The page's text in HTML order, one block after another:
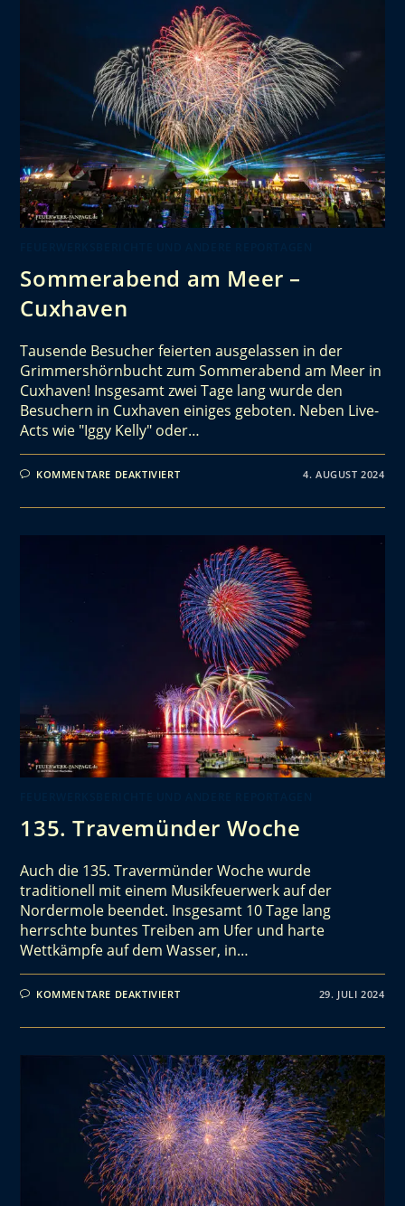
Sommerabend am Meer –
Cuxhaven
Tausende Besucher feierten ausgelassen in der
Grimmershörnbucht zum Sommerabend am Meer in
Cuxhaven! Insgesamt zwei Tage lang wurde den
Besuchern in Cuxhaven einiges geboten. Neben Live-
Acts wie "Iggy Kelly" oder…
KOMMENTARE DEAKTIVIERT 4. AUGUST 2024
135. Travemünder Woche
Auch die 135. Travermünder Woche wurde
traditionell mit einem Musikfeuerwerk auf der
Nordermole beendet. Insgesamt 10 Tage lang
herrschte buntes Treiben am Ufer und harte
Wettkämpfe auf dem Wasser, in…
KOMMENTARE DEAKTIVIERT 29. JULI 2024